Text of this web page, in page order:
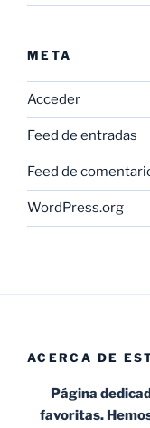
META
Acceder
Feed de entradas
Feed de
WordPress.org
ACERCA DE
Página
favoritas.